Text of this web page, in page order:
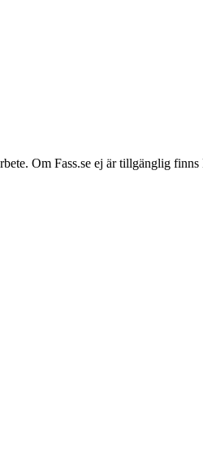
Om Fass.se ej är tillgänglig